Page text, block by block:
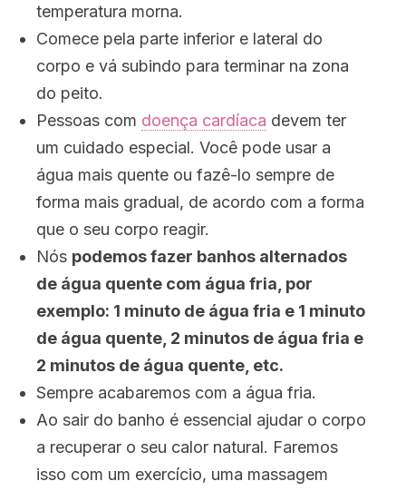
temperatura morna.
Comece pela parte inferior e lateral do
corpo e vá subindo para terminar na zona
do peito.
Pessoas com doença cardíaca devem ter
um cuidado especial. Você pode usar a
água mais quente ou fazê-lo sempre de
forma mais gradual, de acordo com a forma
que o seu corpo reagir.
Nós podemos fazer banhos alternados
de água quente com água fria, por
exemplo: 1 minuto de água fria e 1 minuto
de água quente, 2 minutos de água fria e
2 minutos de água quente, etc.
Sempre acabaremos com a água fria.
Ao sair do banho é essencial ajudar o corpo
a recuperar o seu calor natural. Faremos
isso com um exercício, uma massagem